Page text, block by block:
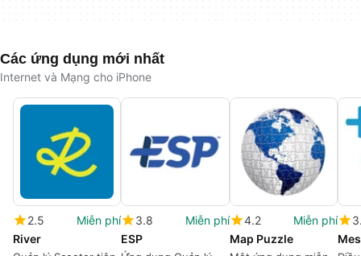
Các ứng dụng mới nhất
Internet và Mạng cho iPhone
2.5
Miễn phí
River
3.8
Miễn phí
ESP
4.2
Miễn phí
Map Puzzle